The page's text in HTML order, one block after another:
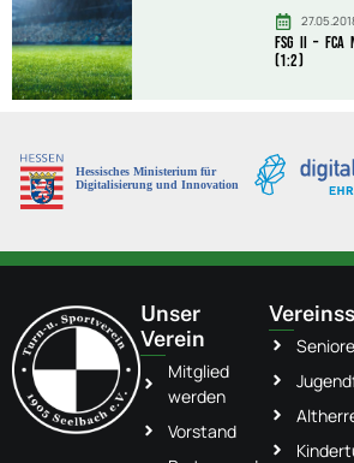
FSG II –
(1:2)
Unser
Verein
Mitglied
werden
Vorstand